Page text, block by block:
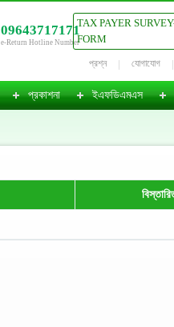
09643717171
e-Return Hotline Number
TAX PAYER
FORM
প্রশ্ন যোগাযোগ
প্রকাশনা ইএফডিএমএস